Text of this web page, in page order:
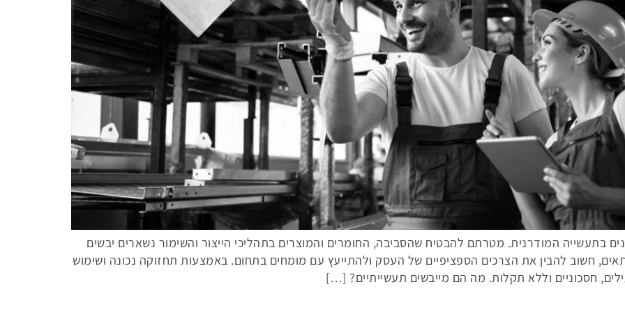
בתעשייה המודרנית. מטרתם להבטיח שהסביבה, החומרים והמוצרים בתהליכי הייצור והשימור נשארים יבשים
חשוב להבין את הצרכים הספציפיים של העסק ולהתייעץ עם מומחים בתחום. באמצעות תחזוקה נכונה ושימוש
חסכוניים וללא תקלות. מה הם מייבשים תעשייתיים? […]